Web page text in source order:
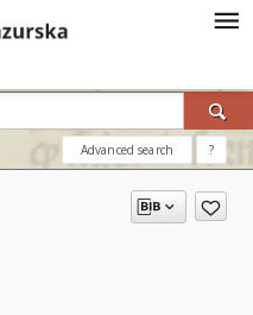
Advanced search ?